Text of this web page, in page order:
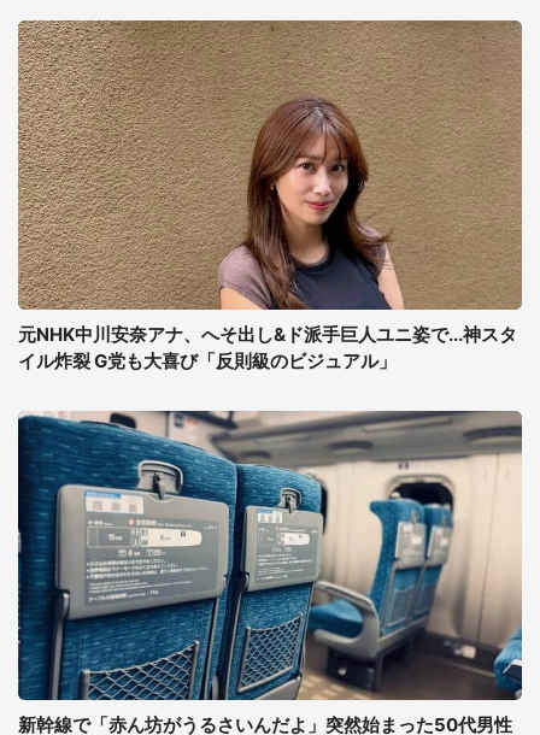
元NHK中川安奈アナ、へそ出し&ド派手巨人ユニ姿で...神スタ
イル炸裂 G党も大喜び「反則級のビジュアル」
新幹線で「赤ん坊がうるさいんだよ」突然始まった50代男性